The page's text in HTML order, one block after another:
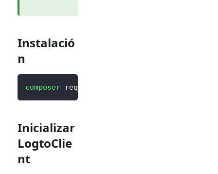
Instalació
n
composer require logto/sdk
Inicializar
LogtoClie
nt